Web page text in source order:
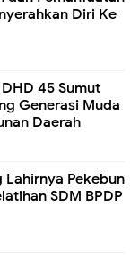
Diri Ke
45 Sumut
Generasi Muda
Daerah
Pekebun
SDM BPDP